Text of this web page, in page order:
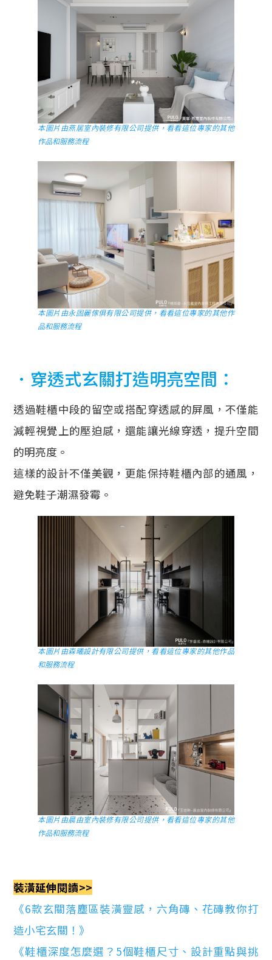
本圖片由燕居室內裝修有限公司提供，看看這位專家的其他
作品和服務流程
本圖片由永固麗傢俱有限公司提供，看看這位專家的其他作
品和服務流程
．穿透式玄關打造明亮空間：
透過鞋櫃中段的留空或搭配穿透感的屏風，不僅能
減輕視覺上的壓迫感，還能讓光線穿透，提升空間
的明亮度。
這樣的設計不僅美觀，更能保持鞋櫃內部的通風，
避免鞋子潮濕發霉。
本圖片由森曦設計有限公司提供，看看這位專家的其他作品
和服務流程
本圖片由晨由室內裝修有限公司提供，看看這位專家的其他
作品和服務流程
裝潢延伸閱讀>>
《6款玄關落塵區裝潢靈感，六角磚、花磚教你打
造小宅玄關！》
《鞋櫃深度怎麼選？5個鞋櫃尺寸、設計重點與挑